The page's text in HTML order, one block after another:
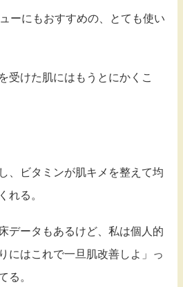
ーにもおすすめの、とても使い
受けた肌にはもうとにかくこ
、ビタミンが肌キメを整えて均
れる。
データもあるけど、私は個人的
にはこれで一旦肌改善しよ」っ
る。